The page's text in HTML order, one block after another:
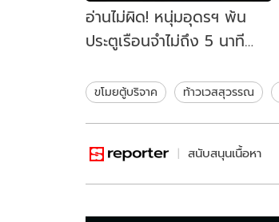
อ่านไม่ผิด! หนุ่มอุดรฯ พ้น
ประตูเรือนจำไม่ถึง 5 นาที
โจรใจบาป
ขโมยตู้บริจาค ท้าวเวสสุวรรณ
สนับสนุนเนื้อหา